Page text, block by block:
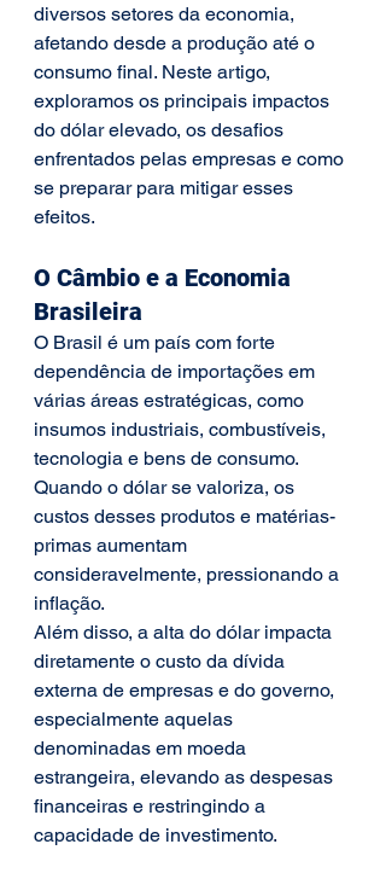
diversos setores da economia,
afetando desde a produção até o
consumo final. Neste artigo,
exploramos os principais impactos
do dólar elevado, os desafios
enfrentados pelas empresas e como
se preparar para mitigar esses
efeitos.
O Câmbio e a Economia
Brasileira
O Brasil é um país com forte
dependência de importações em
várias áreas estratégicas, como
insumos industriais, combustíveis,
tecnologia e bens de consumo.
Quando o dólar se valoriza, os
custos desses produtos e matérias-
primas aumentam
consideravelmente, pressionando a
inflação.
Além disso, a alta do dólar impacta
diretamente o custo da dívida
externa de empresas e do governo,
especialmente aquelas
denominadas em moeda
estrangeira, elevando as despesas
financeiras e restringindo a
capacidade de investimento.